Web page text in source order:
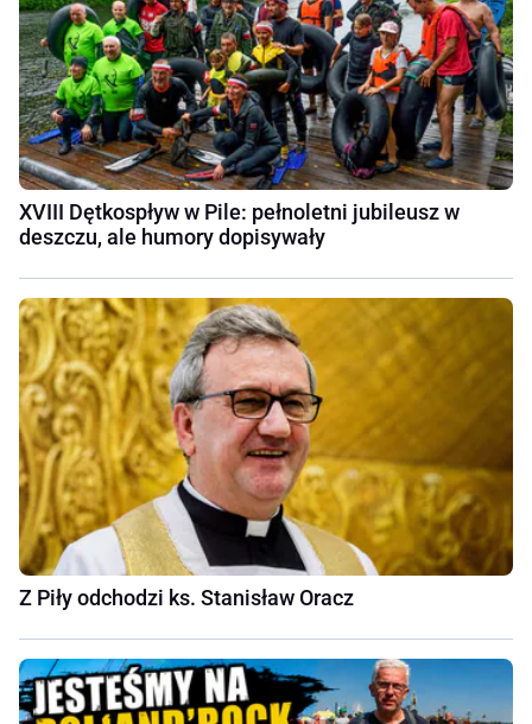
XVIII Dętkospływ w Pile: pełnoletni jubileusz w
deszczu, ale humory dopisywały
Z Piły odchodzi ks. Stanisław Oracz